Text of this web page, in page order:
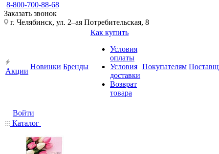
8-800-700-88-68
Заказать звонок
г. Челябинск, ул. 2–ая Потребительская, 8
Акции
Новинки Бренды
Как купить
Условия
оплаты
Условия
доставки
Возврат
товара
Покупателям
Войти
Каталог